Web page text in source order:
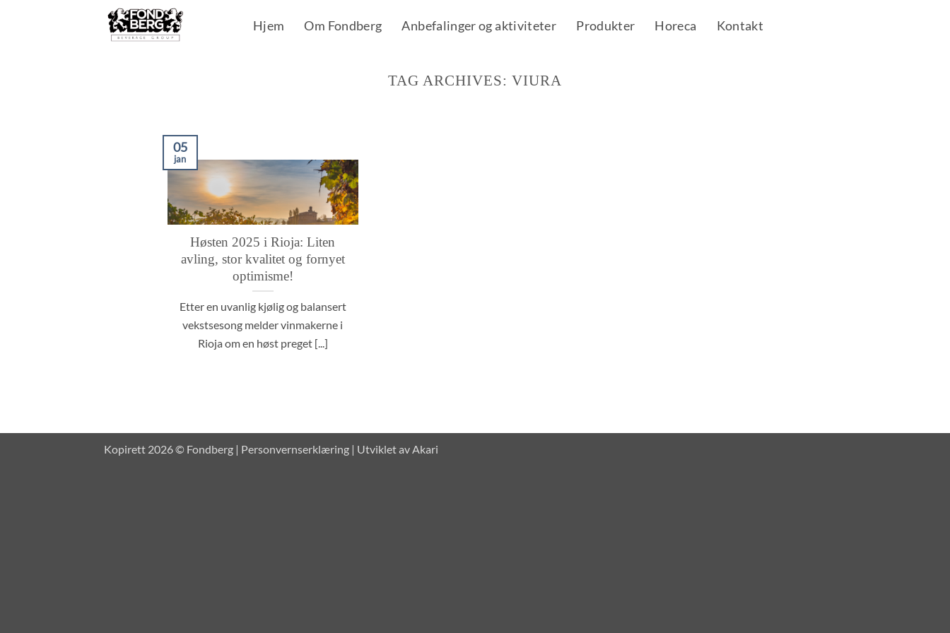
Hjem Om Fondberg Anbefalinger og aktiviteter Produkter Horeca Kontakt
TAG ARCHIVES:VIURA
Høsten 2025 i Rioja: Liten
avling, stor kvalitet og fornyet
optimisme!
Etter en uvanlig kjølig og balansert
vekstsesong melder vinmakerne i
Rioja om en høst preget [...]
05
jan
Kopirett 2026 © Fondberg | Personvernserklæring | Utviklet avAkari